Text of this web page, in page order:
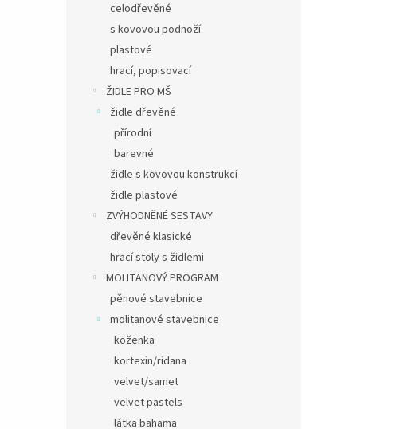
celodřevěné
s kovovou podnoží
plastové
hrací, popisovací
ŽIDLE PRO MŠ
židle dřevěné
přírodní
barevné
židle s kovovou konstrukcí
židle plastové
ZVÝHODNĚNÉ SESTAVY
dřevěné klasické
hrací stoly s židlemi
MOLITANOVÝ PROGRAM
pěnové stavebnice
molitanové stavebnice
koženka
kortexin/ridana
velvet/samet
velvet pastels
látka bahama